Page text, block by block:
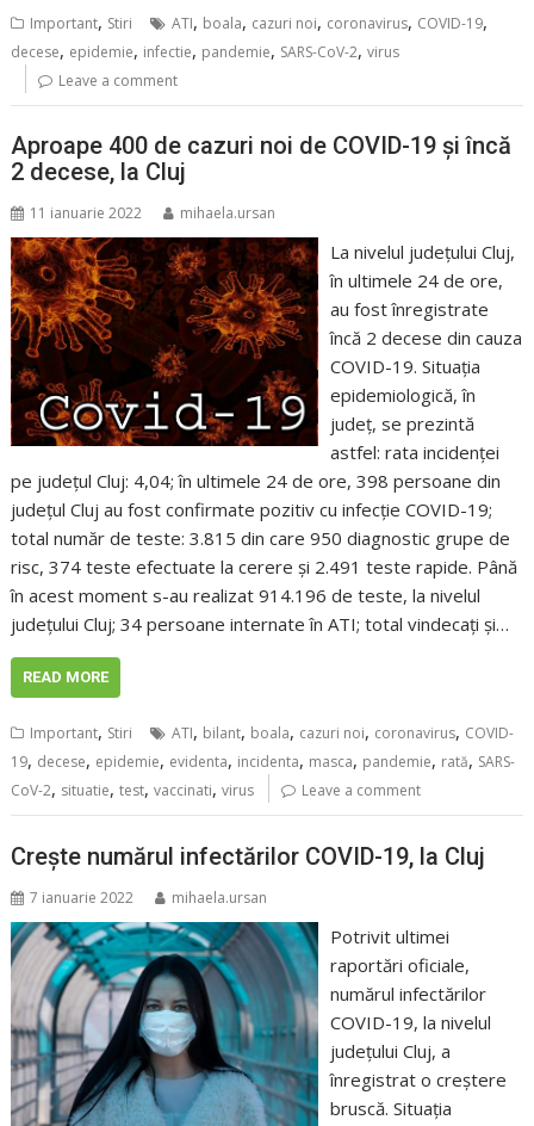
Important, Stiri ATI, boala, cazuri noi, coronavirus, COVID-19,
decese, epidemie, infectie, pandemie, SARS-CoV-2,virus
Leave a comment
Aproape 400 de cazuri noi de COVID-19 și încă
2 decese, la Cluj
11 ianuarie 2022 mihaela.ursan
La nivelul județului Cluj,
în ultimele 24 de ore,
au fost înregistrate
încă 2 decese din cauza
COVID-19. Situația
epidemiologică, în
județ, se prezintă
astfel: rata incidenței
pe județul Cluj: 4,04; în ultimele 24 de ore, 398 persoane din
județul Cluj au fost confirmate pozitiv cu infecție COVID-19;
total număr de teste: 3.815 din care 950 diagnostic grupe de
risc, 374 teste efectuate la cerere și 2.491 teste rapide. Până
în acest moment s-au realizat 914.196 de teste, la nivelul
județului Cluj; 34 persoane internate în ATI; total vindecați și…
READ MORE
Important, Stiri ATI, bilant, boala, cazuri noi, coronavirus, COVID-
19, decese, epidemie, evidenta, incidenta, masca, pandemie, rată, SARS-
CoV-2, situatie,test,vaccinati,virus Leave a comment
Crește numărul infectărilor COVID-19, la Cluj
7 ianuarie 2022 mihaela.ursan
Potrivit ultimei
raportări oficiale,
numărul infectărilor
COVID-19, la nivelul
județului Cluj, a
înregistrat o creștere
bruscă. Situația